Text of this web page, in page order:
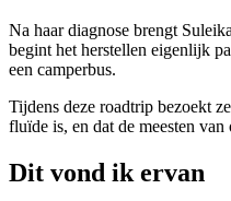
Na haar diagnose brengt
begint het herstellen eigenlijk
een camperbus.
Tijdens deze roadtrip bezoekt
fluïde is, en dat de meesten
Dit vond ik ervan